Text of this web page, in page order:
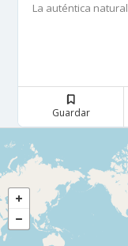
La auténtica
Guardar